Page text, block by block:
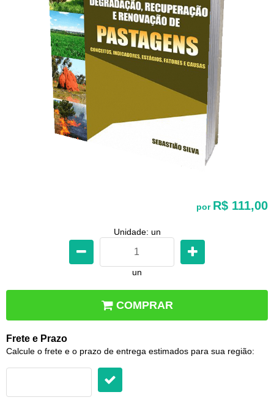
por R$ 111,00
Unidade: un
un
COMPRAR
Frete e Prazo
Calcule o frete e o prazo de entrega estimados para sua região: